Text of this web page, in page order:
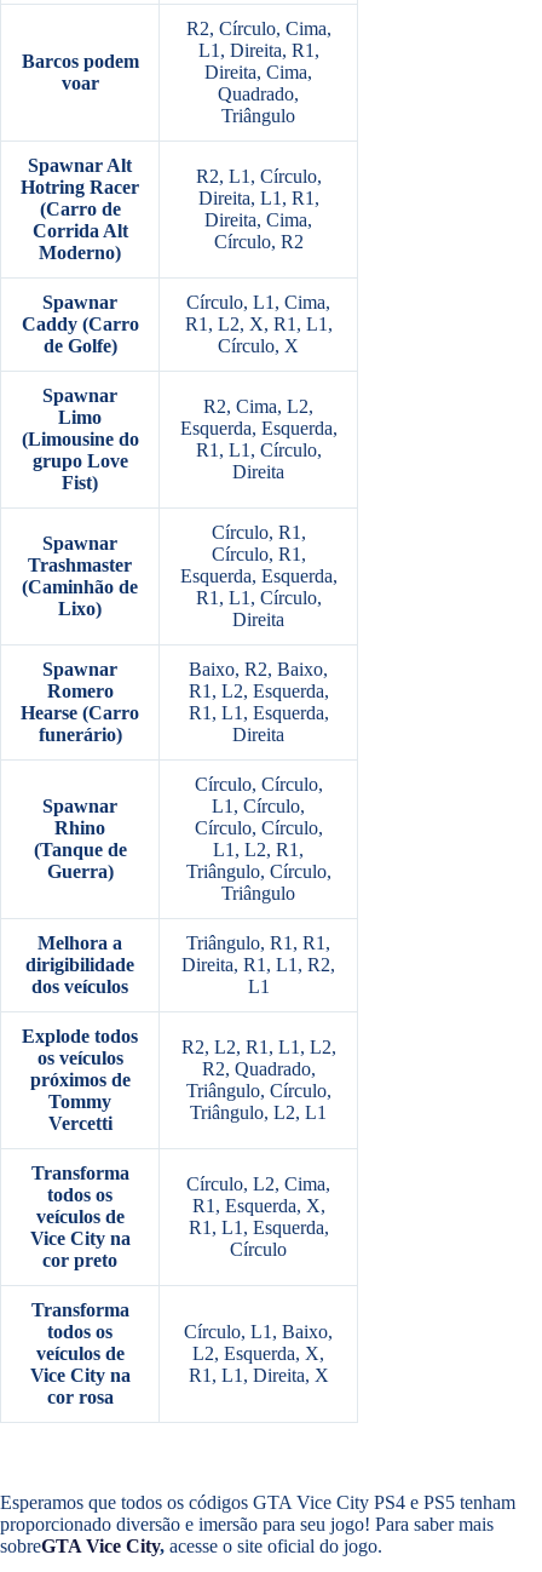
Barcos podem
voar
R2, Círculo, Cima,
L1, Direita, R1,
Direita, Cima,
Quadrado,
Triângulo
Spawnar Alt
Hotring Racer
(Carro de
Corrida Alt
Moderno)
R2, L1, Círculo,
Direita, L1, R1,
Direita, Cima,
Círculo, R2
Spawnar
Caddy (Carro
de Golfe)
Círculo, L1, Cima,
R1, L2, X, R1, L1,
Círculo, X
Spawnar
Limo
(Limousine do
grupo Love
Fist)
R2, Cima, L2,
Esquerda, Esquerda,
R1, L1, Círculo,
Direita
Spawnar
Trashmaster
(Caminhão de
Lixo)
Círculo, R1,
Círculo, R1,
Esquerda, Esquerda,
R1, L1, Círculo,
Direita
Spawnar
Romero
Hearse (Carro
funerário)
Baixo, R2, Baixo,
R1, L2, Esquerda,
R1, L1, Esquerda,
Direita
Spawnar
Rhino
(Tanque de
Guerra)
Círculo, Círculo,
L1, Círculo,
Círculo, Círculo,
L1, L2, R1,
Triângulo, Círculo,
Triângulo
Melhora a
dirigibilidade
dos veículos
Triângulo, R1, R1,
Direita, R1, L1, R2,
L1
Explode todos
os veículos
próximos de
Tommy
Vercetti
R2, L2, R1, L1, L2,
R2, Quadrado,
Triângulo, Círculo,
Triângulo, L2, L1
Transforma
todos os
veículos de
Vice City na
cor preto
Círculo, L2, Cima,
R1, Esquerda, X,
R1, L1, Esquerda,
Círculo
Transforma
todos os
veículos de
Vice City na
cor rosa
Círculo, L1, Baixo,
L2, Esquerda, X,
R1, L1, Direita, X
Esperamos que todos os códigos GTA Vice City PS4 e PS5 tenham
proporcionado diversão e imersão para seu jogo! Para saber mais
sobreGTA Vice City, acesse o site oficial do jogo.